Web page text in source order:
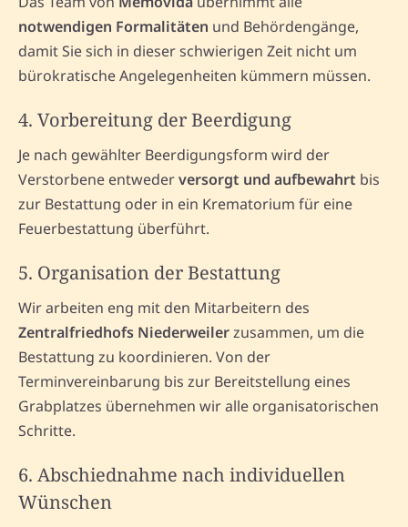
notwendigen Formalitäten und Behördengänge,
damit Sie sich in dieser schwierigen Zeit nicht um
bürokratische Angelegenheiten kümmern müssen.
4. Vorbereitung der Beerdigung
Je nach gewählter Beerdigungsform wird der
Verstorbene entwederversorgt und aufbewahrt bis
zur Bestattung oder in ein Krematorium für eine
Feuerbestattung überführt.
5. Organisation der Bestattung
Wir arbeiten eng mit den Mitarbeitern des
Zentralfriedhofs Niederweilerzusammen, um die
Bestattung zu koordinieren. Von der
Terminvereinbarung bis zur Bereitstellung eines
Grabplatzes übernehmen wir alle organisatorischen
Schritte.
6. Abschiednahme nach individuellen
Wünschen